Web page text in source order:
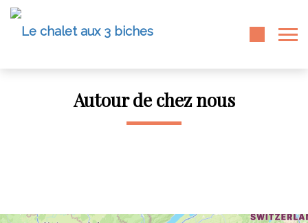
Autour de chez nous